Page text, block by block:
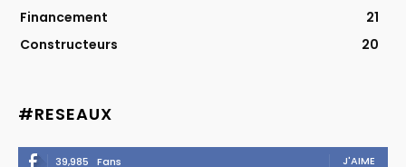
Financement
21
Constructeurs
20
#RESEAUX
39,985 Fans J'AIME